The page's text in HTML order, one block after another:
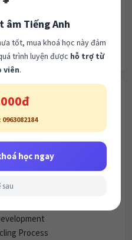
TEEN "TÂY" DÙNG HÀNG
và Cuộc sống thành thị)
Statistics
Map
Process
viên.
0963082184
học ngay